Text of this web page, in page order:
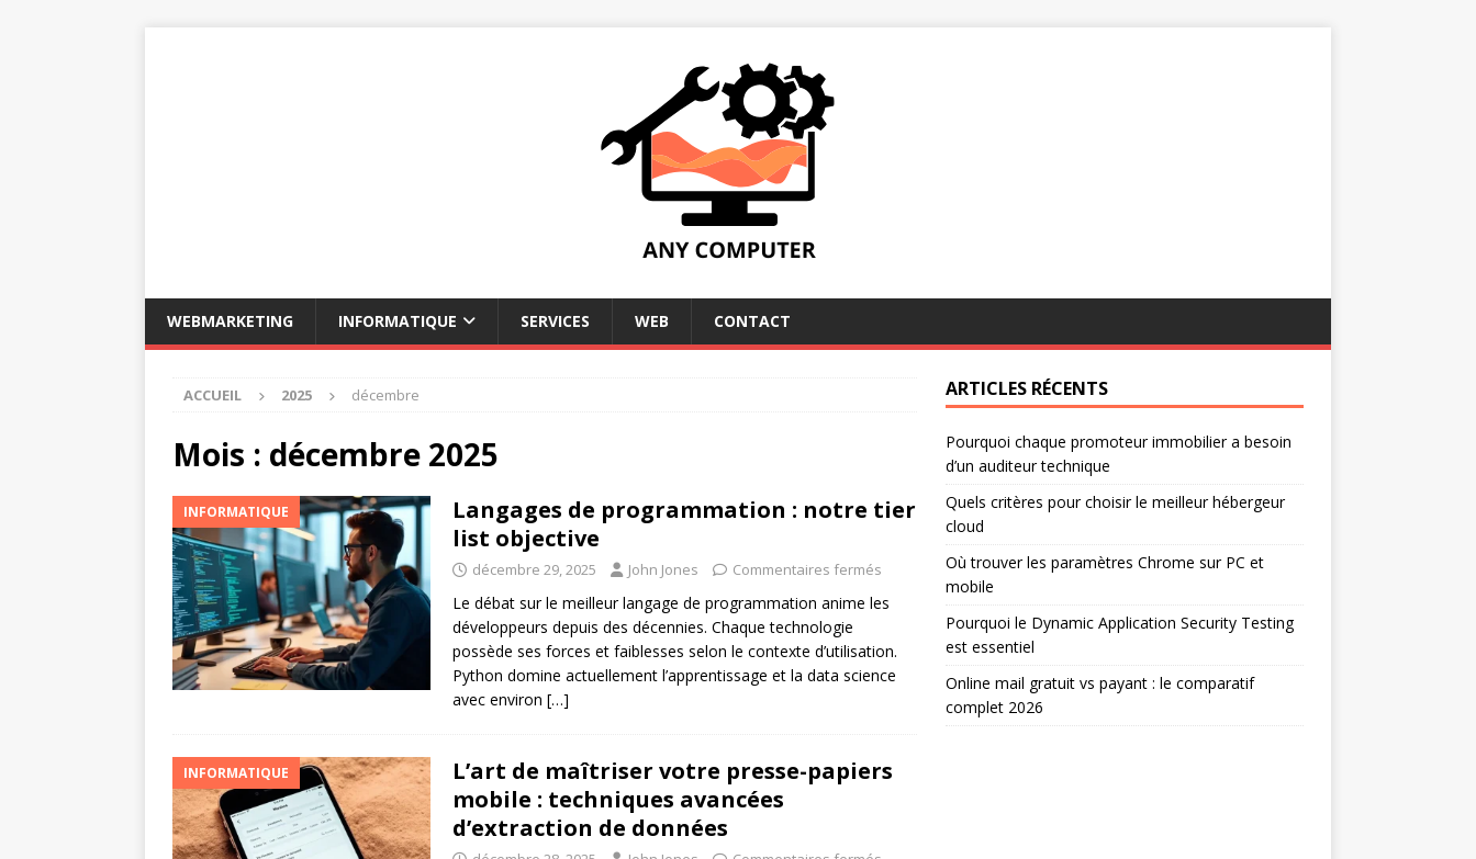
WEBMARKETING INFORMATIQUE SERVICES WEB CONTACT
ACCUEIL 2025 décembre
Mois : décembre 2025
INFORMATIQUE
Langages de programmation : notre tier
list objective
décembre 29, 2025 John Jones Commentaires fermés
Le débat sur le meilleur langage de programmation anime les
développeurs depuis des décennies. Chaque technologie
possède ses forces et faiblesses selon le contexte d’utilisation.
Python domine actuellement l’apprentissage et la data science
avec environ […]
INFORMATIQUE
L’art de maîtriser votre presse-papiers
mobile : techniques avancées
d’extraction de données
ARTICLES RÉCENTS
Pourquoi chaque promoteur immobilier a besoin
d’un auditeur technique
Quels critères pour choisir le meilleur hébergeur
cloud
Où trouver les paramètres Chrome sur PC et
mobile
Pourquoi le Dynamic Application Security Testing
est essentiel
Online mail gratuit vs payant : le comparatif
complet 2026